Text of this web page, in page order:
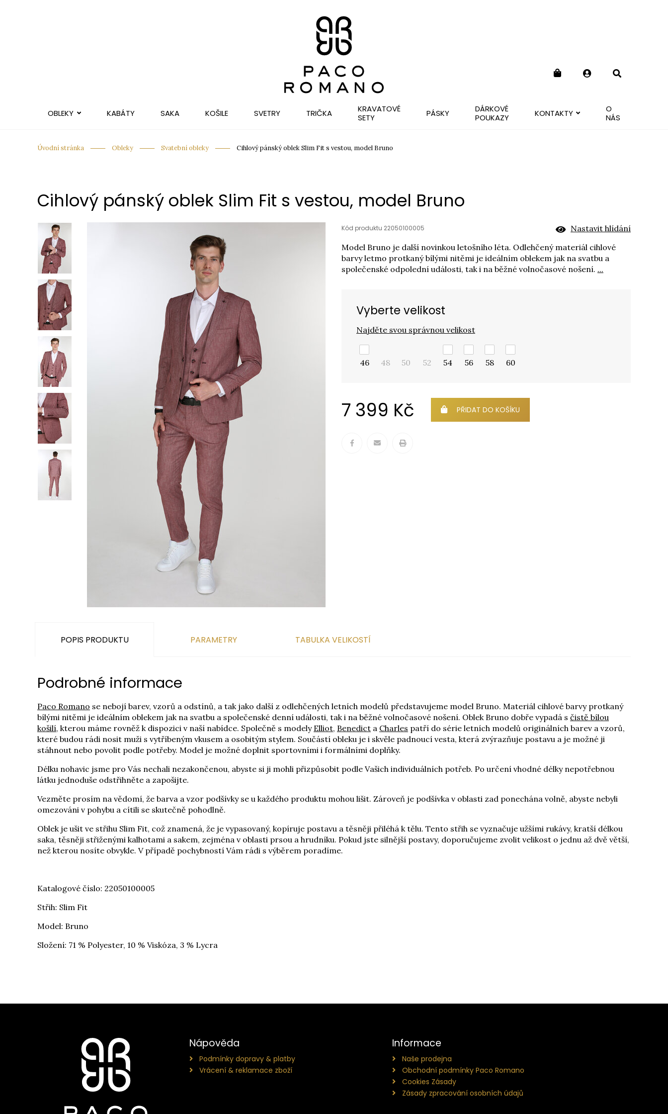
OBLEKY KABÁTY SAKA KOŠILE SVETRY TRIČKA
KRAVATOVÉ
SETY
PÁSKY
DÁRKOVÉ
POUKAZY
KONTAKTY
O
NÁS
Úvodní stránka Obleky Svatební obleky Cihlový pánský oblek Slim Fit s vestou, model Bruno
Cihlový pánský oblek Slim Fit s vestou, model Bruno
Kód produktu 22050100005
Nastavit hlídání
Model Bruno je další novinkou letošního léta. Odlehčený materiál cihlové
barvy letmo protkaný bílými nitěmi je ideálním oblekem jak na svatbu a
společenské odpolední události, tak i na běžné volnočasové nošení. ...
Vyberte velikost
Najděte svou správnou velikost
46 48 50 52 54 56 58 60
7 399 Kč PŘIDAT DO KOŠÍKU
POPIS PRODUKTU PARAMETRY TABULKA VELIKOSTÍ
Podrobné informace
Paco Romano se nebojí barev, vzorů a odstínů, a tak jako další z odlehčených letních modelů představujeme model Bruno. Materiál cihlové barvy protkaný
bílými nitěmi je ideálním oblekem jak na svatbu a společenské denní události, tak i na běžné volnočasové nošení. Oblek Bruno dobře vypadá s čistě bílou
košilí, kterou máme rovněž k dispozici v naší nabídce. Společně s modely Elliot, Benedict a Charles patří do série letních modelů originálních barev a vzorů,
které budou rádi nosit muži s vytříbeným vkusem a osobitým stylem. Součástí obleku je i skvěle padnoucí vesta, která zvýrazňuje postavu a je možné ji
stáhnout nebo povolit podle potřeby. Model je možné doplnit sportovními i formálními doplňky.
Délku nohavic jsme pro Vás nechali nezakončenou, abyste si ji mohli přizpůsobit podle Vašich individuálních potřeb. Po určení vhodné délky nepotřebnou
látku jednoduše odstřihněte a zapošijte.
Vezměte prosím na vědomí, že barva a vzor podšívky se u každého produktu mohou lišit. Zároveň je podšívka v oblasti zad ponechána volně, abyste nebyli
omezováni v pohybu a cítili se skutečně pohodlně.
Oblek je ušit ve střihu Slim Fit, což znamená, že je vypasovaný, kopíruje postavu a těsněji přiléhá k tělu. Tento střih se vyznačuje užšími rukávy, kratší délkou
saka, těsněji střiženými kalhotami a sakem, zejména v oblasti prsou a hrudníku. Pokud jste silnější postavy, doporučujeme zvolit velikost o jednu až dvě větší,
než kterou nosíte obvykle. V případě pochybností Vám rádi s výběrem poradíme.
Katalogové číslo: 22050100005
Střih: Slim Fit
Model: Bruno
Složení: 71 % Polyester, 10 % Viskóza, 3 % Lycra
Nápověda
Podmínky dopravy & platby
Vrácení & reklamace zboží
Informace
Naše prodejna
Obchodní podmínky Paco Romano
Cookies Zásady
Zásady zpracování osobních údajů